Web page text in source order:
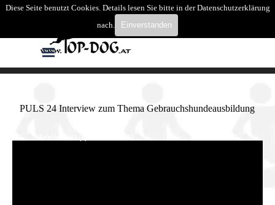
Diese Seite benutzt Cookies. Details lesen Sie bitte in der Datenschutzerklärung
nach.
Einverstanden
Direkt zum Seiteninhalt
Menü überspringen
Suchen
PULS 24 Interview zum Thema Gebrauchshundeausbildung